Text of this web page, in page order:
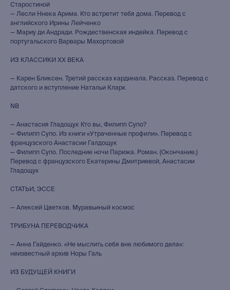
Старостиной
— Лесли Ннека Арима. Кто встретит тебя дома. Перевод с
английского Ирины Лейченко
— Мариу ди Андради. Рождественская индейка. Перевод с
португальского Варвары Махортовой
ИЗ КЛАССИКИ ХХ ВЕКА
— Карен Бликсен. Третий рассказ кардинала. Рассказ. Перевод с
датского и вступление Натальи Кларк
NB
— Анастасия Гладощук Кто вы, Филипп Супо?
— Филипп Супо. Из книги «Утраченные профили». Перевод с
французского Анастасии Галдощук
— Филипп Супо. Последние ночи Парижа. Роман. (Окончание.)
Перевод с французского Екатерины Дмитриевой, Анастасии
Гладощук
СТАТЬИ, ЭССЕ
— Алексей Цветков. Муравьиный космос
ТРИБУНА ПЕРЕВОДЧИКА
— Анна Гайденко. «Не мыслить себя вне любимого дела»:
неизвестный архив Норы Галь
ИЗ БУДУЩЕЙ КНИГИ